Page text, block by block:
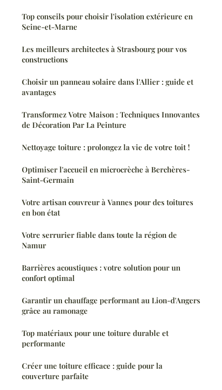
Top conseils pour choisir l'isolation extérieure en
Seine-et-Marne
Les meilleurs architectes à Strasbourg pour vos
constructions
Choisir un panneau solaire dans l'Allier : guide et
avantages
Transformez Votre Maison : Techniques Innovantes
de Décoration Par La Peinture
Nettoyage toiture : prolongez la vie de votre toit !
Optimiser l'accueil en microcrèche à Berchères-
Saint-Germain
Votre artisan couvreur à Vannes pour des toitures
en bon état
Votre serrurier fiable dans toute la région de
Namur
Barrières acoustiques : votre solution pour un
confort optimal
Garantir un chauffage performant au Lion-d'Angers
grâce au ramonage
Top matériaux pour une toiture durable et
performante
Créer une toiture efficace : guide pour la
couverture parfaite